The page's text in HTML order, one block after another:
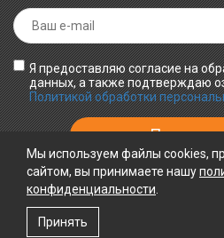
Я предоставляю согласие на
данных, а также подтверждаю
Политикой обработки
ПРИНИМАЕМ К
Мы используем файлы cookies,
сайтом, вы принимаете нашу
конфиденциальности
Принять